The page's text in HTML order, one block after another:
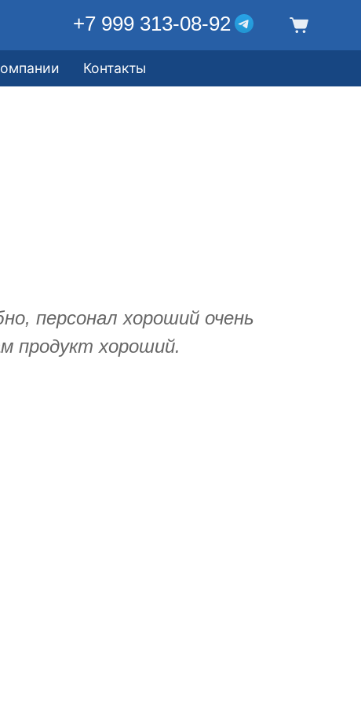
+7 999 313-08-92
Контакты
персонал хороший очень
продукт хороший.